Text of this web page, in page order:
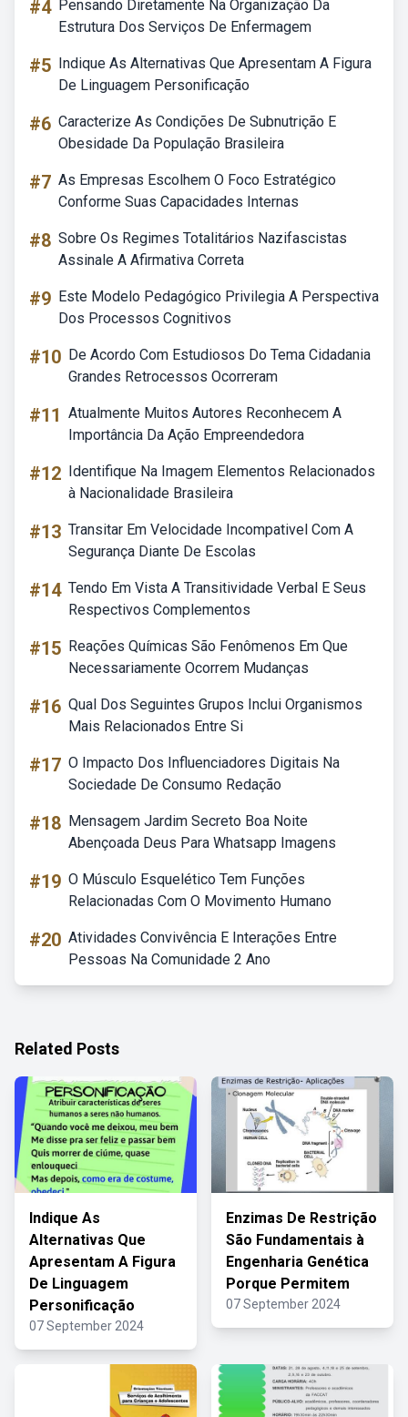
#4 Pensando Diretamente Na Organização Da
Estrutura Dos Serviços De Enfermagem
#5 Indique As Alternativas Que Apresentam A Figura
De Linguagem Personificação
#6 Caracterize As Condições De Subnutrição E
Obesidade Da População Brasileira
#7 As Empresas Escolhem O Foco Estratégico
Conforme Suas Capacidades Internas
#8 Sobre Os Regimes Totalitários Nazifascistas
Assinale A Afirmativa Correta
#9 Este Modelo Pedagógico Privilegia A Perspectiva
Dos Processos Cognitivos
#10 De Acordo Com Estudiosos Do Tema Cidadania
Grandes Retrocessos Ocorreram
#11 Atualmente Muitos Autores Reconhecem A
Importância Da Ação Empreendedora
#12 Identifique Na Imagem Elementos Relacionados
à Nacionalidade Brasileira
#13 Transitar Em Velocidade Incompativel Com A
Segurança Diante De Escolas
#14 Tendo Em Vista A Transitividade Verbal E Seus
Respectivos Complementos
#15 Reações Químicas São Fenômenos Em Que
Necessariamente Ocorrem Mudanças
#16 Qual Dos Seguintes Grupos Inclui Organismos
Mais Relacionados Entre Si
#17 O Impacto Dos Influenciadores Digitais Na
Sociedade De Consumo Redação
#18 Mensagem Jardim Secreto Boa Noite
Abençoada Deus Para Whatsapp Imagens
#19 O Músculo Esquelético Tem Funções
Relacionadas Com O Movimento Humano
#20 Atividades Convivência E Interações Entre
Pessoas Na Comunidade 2 Ano
Related Posts
Indique As
Alternativas Que
Apresentam A Figura
De Linguagem
Personificação
07 September 2024
Enzimas De Restrição
São Fundamentais à
Engenharia Genética
Porque Permitem
07 September 2024